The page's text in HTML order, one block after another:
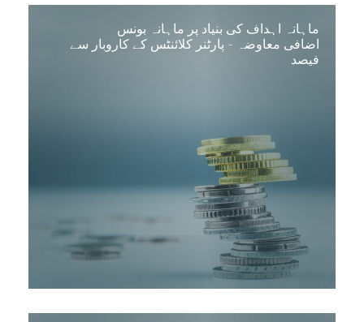
ماہانہ اہداف کی بنیاد پر ماہانہ بونس
اضافی معاوضہ - پارٹنر کلائنٹس کے کاروبار سے
فیصد